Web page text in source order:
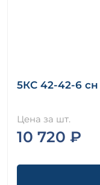
5КС 42-42-6 сн
Цена за шт.
10 720 ₽